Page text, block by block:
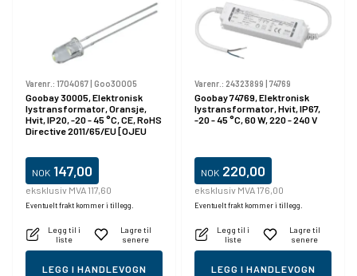
Varenr.: 1704067| Goo30005
Goobay 30005, Elektronisk
lystransformator, Oransje,
Hvit, IP20, -20 - 45 °C, CE, RoHS
Directive 2011/65/EU [OJEU
NOK 147,00
eksklusiv MVA 117,60
Eventuelt frakt kommer i tillegg.
Legg til i
liste
Lagre til
senere
LEGG I HANDLEVOGN
Varenr.: 24323899 | 74769
Goobay 74769, Elektronisk
lystransformator, Hvit, IP67,
-20 - 45 °C, 60 W, 220 - 240 V
NOK 220,00
eksklusiv MVA 176,00
Eventuelt frakt kommer i tillegg.
Legg til i
liste
Lagre til
senere
LEGG I HANDLEVOGN